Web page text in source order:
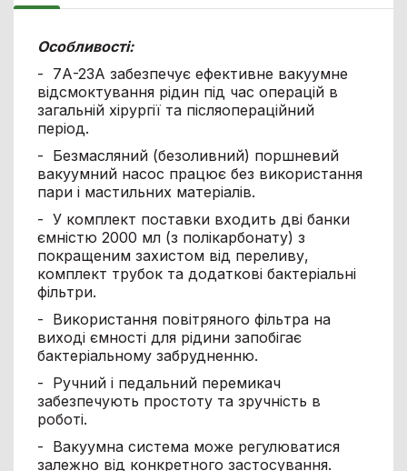
Особливості:
- 7А-23А забезпечує ефективне вакуумне
відсмоктування рідин під час операцій в
загальній хірургії та післяопераційний
період.
- Безмасляний (безоливний) поршневий
вакуумний насос працює без використання
пари і мастильних матеріалів.
- У комплект поставки входить дві банки
ємністю 2000 мл (з полікарбонату) з
покращеним захистом від переливу,
комплект трубок та додаткові бактеріальні
фільтри.
- Використання повітряного фільтра на
виході ємності для рідини запобігає
бактеріальному забрудненню.
- Ручний і педальний перемикач
забезпечують простоту та зручність в
роботі.
- Вакуумна система може регулюватися
залежно від конкретного застосування.